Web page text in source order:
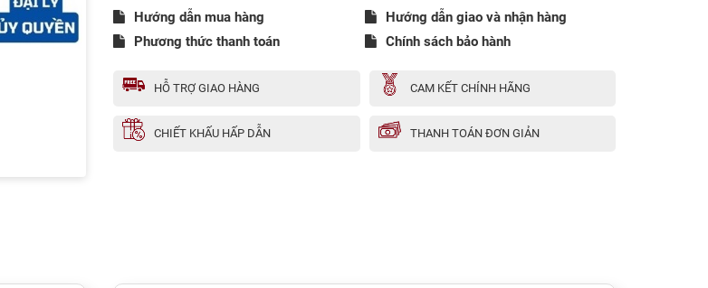
Hướng dẫn mua hàng
Hướng dẫn giao và nhận hàng
Phương thức thanh toán
Chính sách bảo hành
HỖ TRỢ GIAO HÀNG CAM KẾT CHÍNH HÃNG
CHIẾT KHẤU HẤP DẪN THANH TOÁN ĐƠN GIẢN